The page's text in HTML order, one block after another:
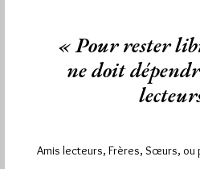
ce qui est épars" ce "Super ex-
« Pour rester
ne doit
Amis lecteurs, Frères, Sœurs, ou